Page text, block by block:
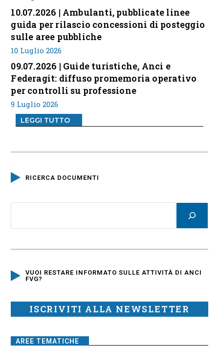
10.07.2026 | Ambulanti, pubblicate linee
guida per rilascio concessioni di posteggio
sulle aree pubbliche
10 Luglio 2026
09.07.2026 | Guide turistiche, Anci e
Federagit: diffuso promemoria operativo
per controlli su professione
9 Luglio 2026
LEGGI TUTTO
RICERCA DOCUMENTI
VUOI RESTARE INFORMATO SULLE ATTIVITÀ DI ANCI
FVG?
ISCRIVITI ALLA NEWSLETTER
AREE TEMATICHE